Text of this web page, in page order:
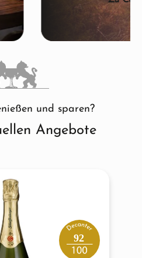
und sparen?
Angebote
92